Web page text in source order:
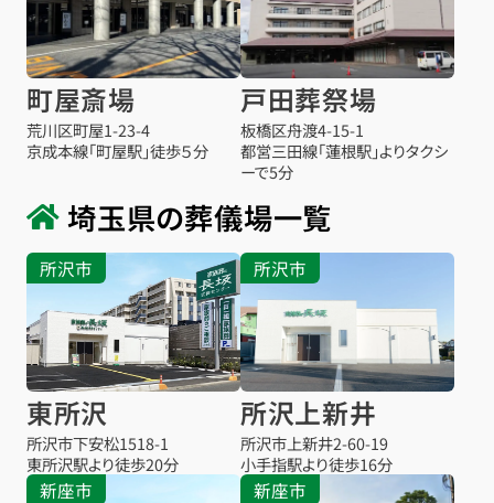
町屋斎場
荒川区町屋1-23-4
京成本線「町屋駅」徒歩５分
戸田葬祭場
板橋区舟渡4-15-1
都営三田線「蓮根駅」よりタクシ
ーで5分
埼玉県の葬儀場一覧
所沢市
東所沢
所沢市下安松1518-1
東所沢駅より徒歩20分
所沢市
所沢上新井
所沢市上新井2-60-19
小手指駅より徒歩16分
新座市 新座市